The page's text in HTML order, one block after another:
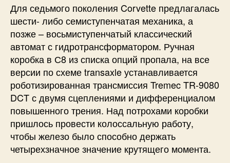
Для седьмого поколения Corvette предлагалась
шести- либо семиступенчатая механика, а
позже – восьмиступенчатый классический
автомат с гидротрансформатором. Ручная
коробка в С8 из списка опций пропала, на все
версии по схеме transaxle устанавливается
роботизированная трансмиссия Tremec TR-9080
DCT с двумя сцеплениями и дифференциалом
повышенного трения. Над потрохами коробки
пришлось провести колоссальную работу,
чтобы железо было способно держать
четырехзначное значение крутящего момента.